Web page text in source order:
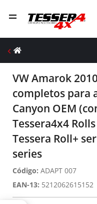
VW Αmarok
completos para
Canyon OEM
Tessera4x4
Tessera Roll+
series
Código: ADAPT 007
EAN-13: 5212062615152